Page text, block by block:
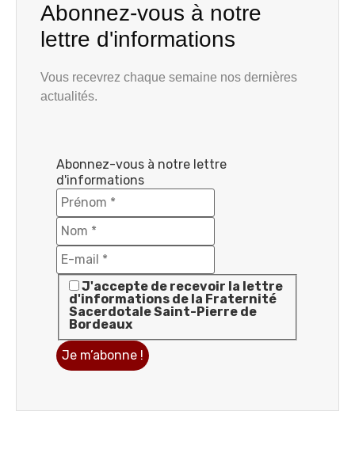
Abonnez-vous à notre
lettre d'informations
Vous recevrez chaque semaine nos dernières
actualités.
Abonnez-vous à notre lettre
d'informations
J'accepte de recevoir la lettre
d'informations de la Fraternité
Sacerdotale Saint-Pierre de
Bordeaux